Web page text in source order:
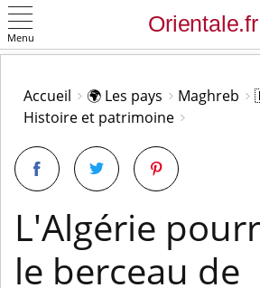
Menu
Accueil 🌍 Les pays Maghreb
Histoire et patrimoine
L'Algérie
le berceau de